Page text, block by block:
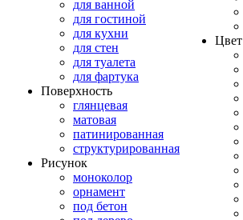
для ванной
для гостиной
для кухни
для стен
для туалета
для фартука
Поверхность
глянцевая
матовая
патинированная
структурированная
Рисунок
моноколор
орнамент
под бетон
Цвет